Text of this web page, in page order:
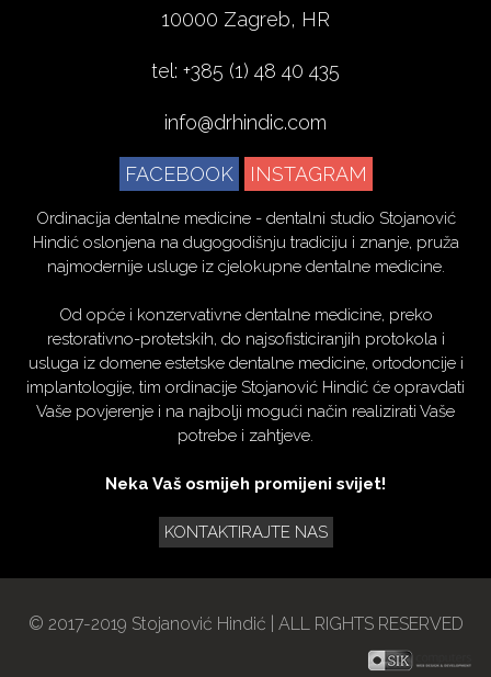
10000 Zagreb, HR
tel: +385 (1) 48 40 435
info@drhindic.com
FACEBOOK INSTAGRAM
Ordinacija dentalne medicine - dentalni studio Stojanović
Hindić oslonjena na dugogodišnju tradiciju i znanje, pruža
najmodernije usluge iz cjelokupne dentalne medicine.
Od opće i konzervativne dentalne medicine, preko
restorativno-protetskih, do najsofisticiranjih protokola i
usluga iz domene estetske dentalne medicine, ortodoncije i
implantologije, tim ordinacije Stojanović Hindić će opravdati
Vaše povjerenje i na najbolji mogući način realizirati Vaše
potrebe i zahtjeve.
Neka Vaš osmijeh promijeni svijet!
KONTAKTIRAJTE NAS
© 2017-2019 Stojanović Hindić | ALL RIGHTS RESERVED